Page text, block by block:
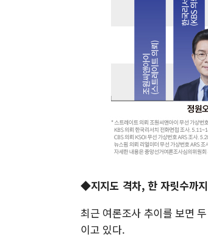
◆지지도 격차, 한 자릿수까
최근 여론조사 추이를 보면
이고 있다.